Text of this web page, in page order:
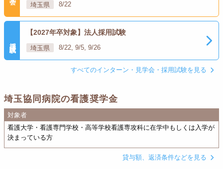
埼玉県 8/22
【2027年卒対象】法人採用試験
埼玉県 8/22, 9/5, 9/26
すべてのインターン・見学会・採用試験を見る
埼玉協同病院の看護奨学金
対象者
看護大学・看護専門学校・高等学校看護専攻科に在学中もしくは入学が
決まっている方
貸与額、返済条件などを見る